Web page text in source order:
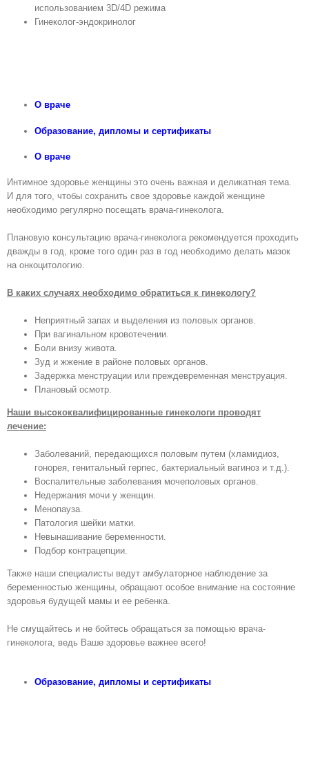
использованием 3D/4D режима
Гинеколог-эндокринолог
О враче
Образованиe, дипломы и сертификаты
О враче
Интимное здоровье женщины это очень важная и деликатная тема.
И для того, чтобы сохранить свое здоровье каждой женщине
необходимо регулярно посещать врача-гинеколога.
Плановую консультацию врача-гинеколога рекомендуется проходить
дважды в год, кроме того один раз в год необходимо делать мазок
на онкоцитологию.
В каких случаях необходимо обратиться к гинекологу?
Неприятный запах и выделения из половых органов.
При вагинальном кровотечении.
Боли внизу живота.
Зуд и жжение в районе половых органов.
Задержка менструации или преждевременная менструация.
Плановый осмотр.
Наши высококвалифицированные гинекологи проводят
лечение:
Заболеваний, передающихся половым путем (хламидиоз,
гонорея, генитальный герпес, бактериальный вагиноз и т.д.).
Воспалительные заболевания мочеполовых органов.
Недержания мочи у женщин.
Менопауза.
Патология шейки матки.
Невынашивание беременности.
Подбор контрацепции.
Также наши специалисты ведут амбулаторное наблюдение за
беременностью женщины, обращают особое внимание на состояние
здоровья будущей мамы и ее ребенка.
Не смущайтесь и не бойтесь обращаться за помощью врача-
гинеколога, ведь Ваше здоровье важнее всего!
Образованиe, дипломы и сертификаты